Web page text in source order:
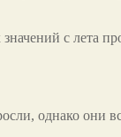
с лета
однако они